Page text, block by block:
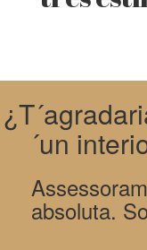
´un
absoluta.